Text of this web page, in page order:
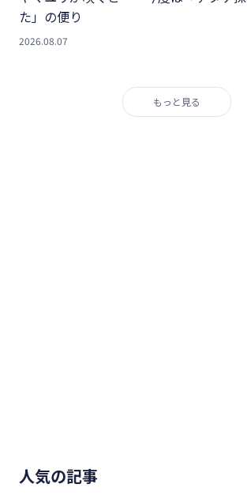
た」の便り
2026.08.07
もっと見る
人気の記事